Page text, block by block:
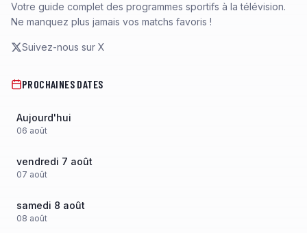
Votre guide complet des programmes sportifs à la télévision.
Ne manquez plus jamais vos matchs favoris !
Suivez-nous sur X
PROCHAINES DATES
Aujourd'hui
06 août
vendredi 7 août
07 août
samedi 8 août
08 août